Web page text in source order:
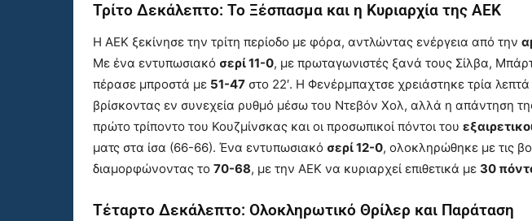
Τρίτο Δεκάλεπτο: Το Ξέσπασμα και η Κυριαρχία της ΑΕΚ
Η ΑΕΚ ξεκίνησε την τρίτη περίοδο με φόρα, αντλώντας ενέργεια από την
Με ένα εντυπωσιακό σερί 11-0, με πρωταγωνιστές ξανά τους Σίλβα,
πέρασε μπροστά με 51-47 στο 22′. Η Φενέρμπαχτσε χρειάστηκε τρία
βρίσκοντας εν συνεχεία ρυθμό μέσω του Ντεβόν Χολ, αλλά η απάντηση
πρώτο τρίποντο του Κουζμίνσκας και οι προσωπικοί πόντοι του
ματς στα ίσα (66-66). Ένα εντυπωσιακό σερί 12-0, ολοκληρώθηκε με τις
διαμορφώνοντας το 70-68, με την ΑΕΚ να κυριαρχεί επιθετικά με 30
Τέταρτο Δεκάλεπτο: Ολοκληρωτικό Θρίλερ και Παράταση